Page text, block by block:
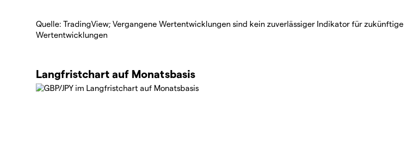
Quelle: TradingView; Vergangene Wertentwicklungen sind kein zuverlässiger Indikator für zukünftige
Wertentwicklungen
Langfristchart auf Monatsbasis